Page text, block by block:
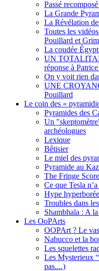
Passé
La Grande
La Révélation
Toutes les
Pouillard et
La coudée
UN
réponse à
On y voit rien
UNE
Pouillard
Le coin des «
Pyramides des
Un
archéologues
Lexique
Bêtisier
Le miel des
Pyramide au
The Fringe
Ce que Tesla
Hype
Troubles dans
Shambhala : A
Les OoPArts
OOPArt ? Le
Nabucco et la
Les squelettes
Les Mysterieux
pas....)